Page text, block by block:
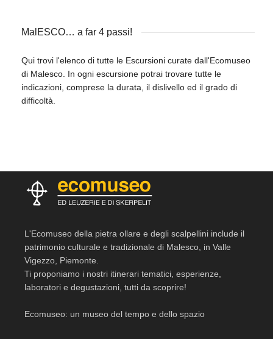
MalESCO… a far 4 passi!
Qui trovi l'elenco di tutte le Escursioni curate dall'Ecomuseo
di Malesco. In ogni escursione potrai trovare tutte le
indicazioni, comprese la durata, il dislivello ed il grado di
difficoltà.
L'Ecomuseo della pietra ollare e degli scalpellini include il
patrimonio culturale e tradizionale di Malesco, in Valle
Vigezzo, Piemonte.
Ti proponiamo i nostri itinerari tematici, esperienze,
laboratori e degustazioni, tutti da scoprire!
Ecomuseo: un museo del tempo e dello spazio